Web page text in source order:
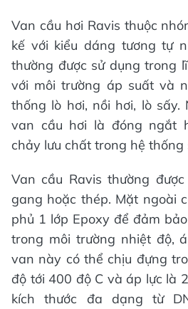
Van cầu hơi Ravis thuộc
kế với kiểu dáng tương tự
thường được sử dụng trong
với môi trường áp suất và
thống lò hơi, nồi hơi, lò sấy.
van cầu hơi là đóng ngắt
chảy lưu chất trong hệ thống
Van cầu Ravis thường
gang hoặc thép. Mặt ngoài
phủ 1 lớp Epoxy để đảm
trong môi trường nhiệt độ,
van này có thể chịu đựng
độ tới 400 độ C và áp lực là
kích thước đa dạng từ